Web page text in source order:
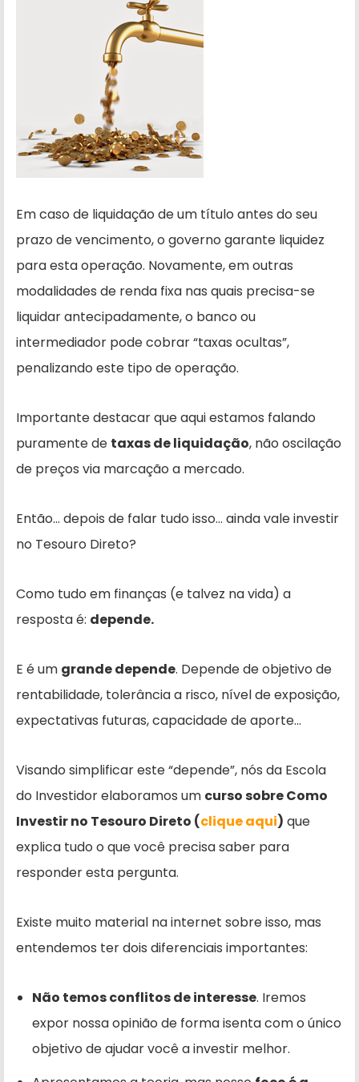
Em caso de liquidação de um título antes do seu
prazo de vencimento, o governo garante liquidez
para esta operação. Novamente, em outras
modalidades de renda fixa nas quais precisa-se
liquidar antecipadamente, o banco ou
intermediador pode cobrar “taxas ocultas”,
penalizando este tipo de operação.
Importante destacar que aqui estamos falando
puramente de taxas de liquidação, não oscilação
de preços via marcação a mercado.
Então… depois de falar tudo isso… ainda vale investir
no Tesouro Direto?
Como tudo em finanças (e talvez na vida) a
resposta é: depende.
E é um grande depende. Depende de objetivo de
rentabilidade, tolerância a risco, nível de exposição,
expectativas futuras, capacidade de aporte…
Visando simplificar este “depende”, nós da Escola
do Investidor elaboramos um curso sobre Como
Investir no Tesouro Direto (clique aqui) que
explica tudo o que você precisa saber para
responder esta pergunta.
Existe muito material na internet sobre isso, mas
entendemos ter dois diferenciais importantes:
Não temos conflitos de interesse. Iremos
expor nossa opinião de forma isenta com o único
objetivo de ajudar você a investir melhor.